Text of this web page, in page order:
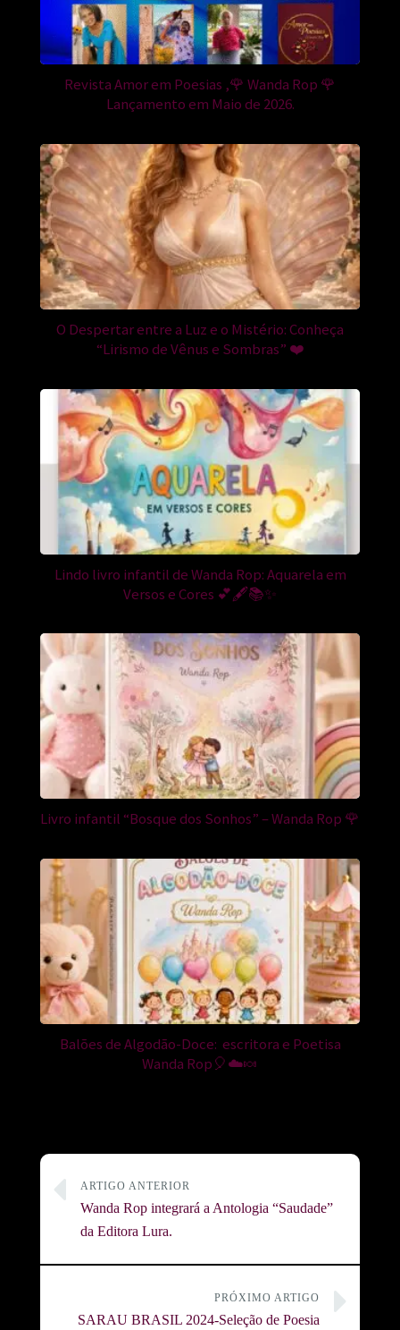
Revista Amor em Poesias ,🌹 Wanda Rop 🌹
Lançamento em Maio de 2026.
O Despertar entre a Luz e o Mistério: Conheça
“Lirismo de Vênus e Sombras” ❤️
Lindo livro infantil de Wanda Rop: Aquarela em
Versos e Cores 💕🖋️📚✨
Livro infantil “Bosque dos Sonhos” – Wanda Rop 🌹
Balões de Algodão-Doce: escritora e Poetisa
Wanda Rop🎈☁️🍬
ARTIGO ANTERIOR
Wanda Rop integrará a Antologia “Saudade”
da Editora Lura.
PRÓXIMO ARTIGO
SARAU BRASIL 2024-Seleção de Poesia